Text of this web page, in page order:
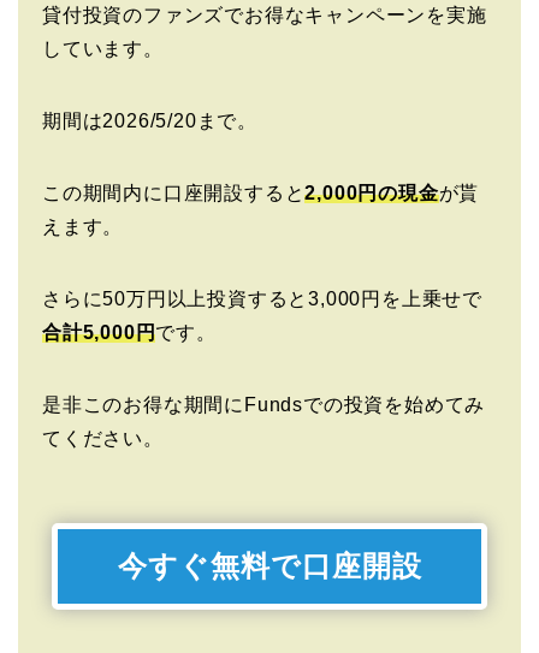
貸付投資のファンズでお得なキャンペーンを実施
しています。
期間は2026/5/20まで。
この期間内に口座開設すると2,000円の現金が貰
えます。
さらに50万円以上投資すると3,000円を上乗せで
合計5,000円です。
是非このお得な期間にFundsでの投資を始めてみ
てください。
今すぐ無料で口座開設